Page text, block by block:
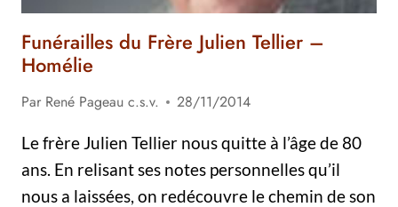
Funérailles du Frère Julien Tellier –
Homélie
Par René Pageau c.s.v.
28/11/2014
Le frère Julien Tellier nous quitte à l’âge de 80
ans. En relisant ses notes personnelles qu’il
nous a laissées, on redécouvre le chemin de son